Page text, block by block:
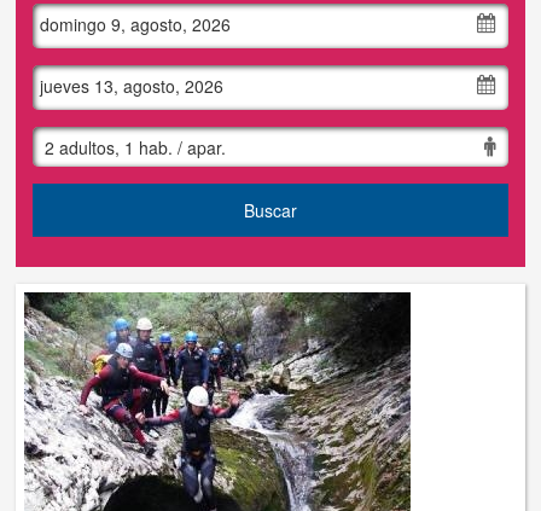
Hoteles
Grupos
Contacto
Tus reservas
Inicia sessión
Regístrate
domingo 9, agosto, 2026
jueves 13, agosto, 2026
2 adultos, 1 hab. / apar.
Buscar